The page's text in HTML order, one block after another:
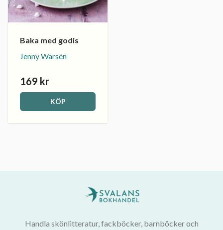
Baka med godis
Jenny Warsén
169 kr
KÖP
Handla skönlitteratur, fackböcker, barnböcker och